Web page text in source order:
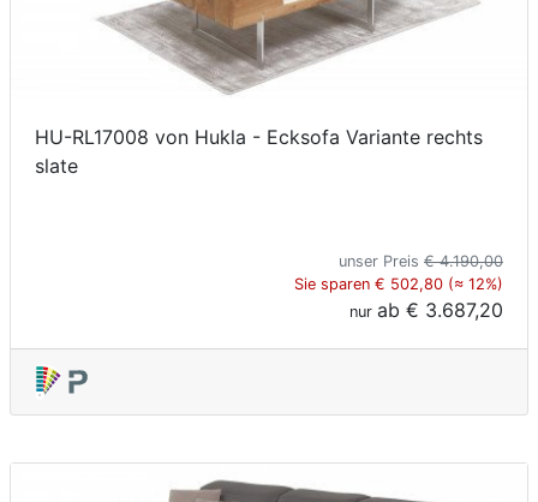
HU-RL17008 von Hukla - Ecksofa Variante rechts
slate
unser Preis € 4.190,00
Sie sparen € 502,80 (≈ 12%)
nur ab € 3.687,20